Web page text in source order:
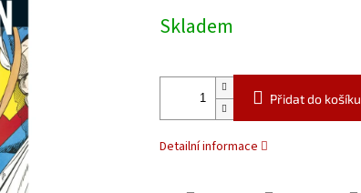
cena:
Skladem
Přidat do košíku
Detailní informace